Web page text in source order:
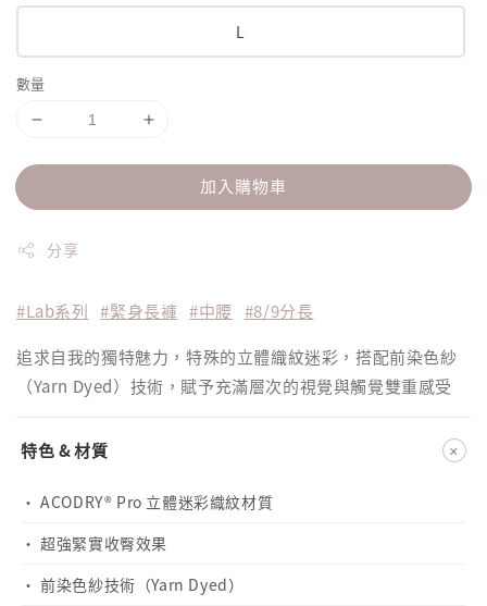
L
數量
加入購物車
分享
#Lab系列 #緊身長褲 #中腰
#8/9分長
追求自我的獨特魅力，特殊的立體織紋迷彩，搭配前染色紗
（Yarn Dyed）技術，賦予充滿層次的視覺與觸覺雙重感受
特色 & 材質 +
· ACODRY® Pro 立體迷彩織紋材質
· 超強緊實收臀效果
· 前染色紗技術（Yarn Dyed）